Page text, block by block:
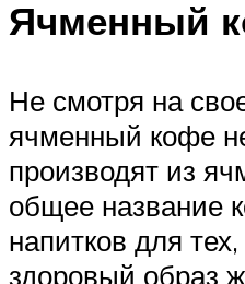
Ячменный
Не смотря на
ячменный кофе
производят из
общее название
напитков для
здоровый образ